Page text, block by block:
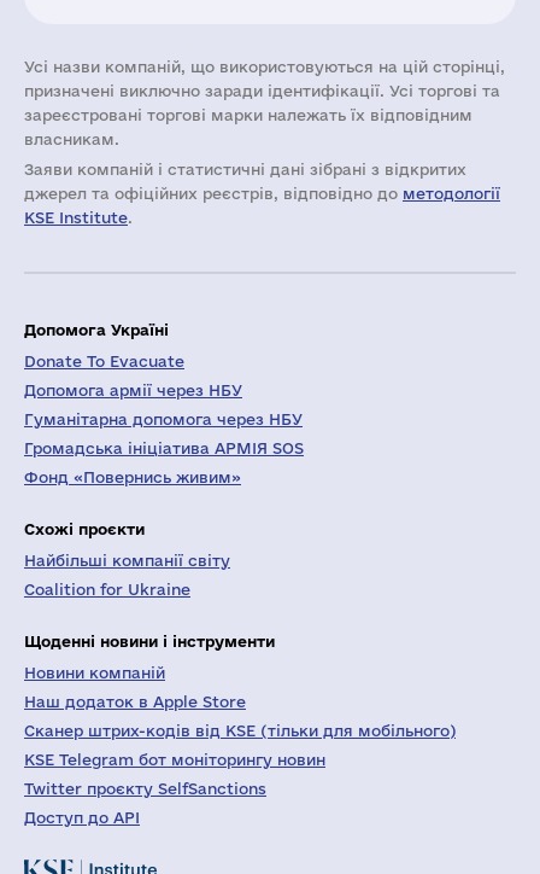
Усі назви компаній, що використовуються на цій сторінці,
призначені виключно заради ідентифікації. Усі торгові та
зареєстровані торгові марки належать їх відповідним
власникам.
Заяви компаній i статистичні дані зібрані з відкритих
джерел та офіційних реєстрів, відповідно до методології
KSE Institute.
Допомога Україні
Donate To Evacuate
Допомога армії через НБУ
Гуманітарна допомога через НБУ
Громадська ініціатива АРМІЯ SOS
Фонд «Повернись живим»
Схожі проєкти
Найбільші компанії світу
Coalition for Ukraine
Щоденні новини і інструменти
Новини компаній
Наш додаток в Apple Store
Сканер штрих-кодів від KSE (тільки для мобільного)
KSE Telegram бот моніторингу новин
Twitter проєкту SelfSanctions
Доступ до API